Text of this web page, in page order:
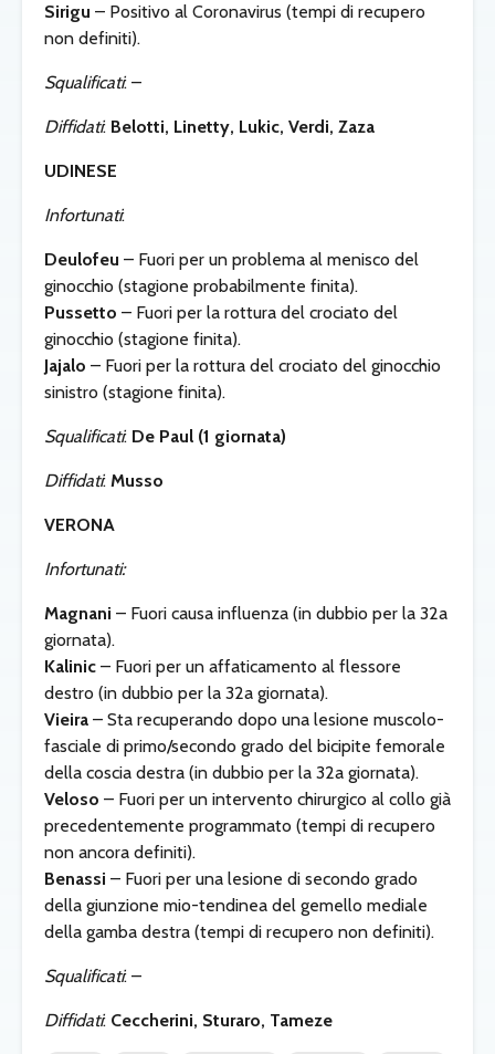
Sirigu – Positivo al Coronavirus (tempi di recupero
non definiti).
Squalificati: –
Diffidati: Belotti, Linetty, Lukic, Verdi, Zaza
UDINESE
Infortunati:
Deulofeu – Fuori per un problema al menisco del
ginocchio (stagione probabilmente finita).
Pussetto – Fuori per la rottura del crociato del
ginocchio (stagione finita).
Jajalo – Fuori per la rottura del crociato del ginocchio
sinistro (stagione finita).
Squalificati: De Paul (1 giornata)
Diffidati: Musso
VERONA
Infortunati:
Magnani – Fuori causa influenza (in dubbio per la 32a
giornata).
Kalinic – Fuori per un affaticamento al flessore
destro (in dubbio per la 32a giornata).
Vieira – Sta recuperando dopo una lesione muscolo-
fasciale di primo/secondo grado del bicipite femorale
della coscia destra (in dubbio per la 32a giornata).
Veloso – Fuori per un intervento chirurgico al collo già
precedentemente programmato (tempi di recupero
non ancora definiti).
Benassi – Fuori per una lesione di secondo grado
della giunzione mio-tendinea del gemello mediale
della gamba destra (tempi di recupero non definiti).
Squalificati: –
Diffidati: Ceccherini, Sturaro, Tameze